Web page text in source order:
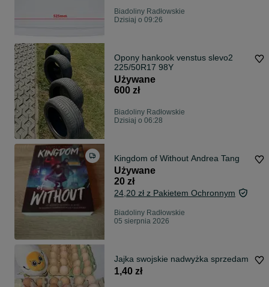
Biadoliny Radłowskie
Dzisiaj o 09:26
Opony hankook venstus slevo2
225/50R17 98Y
Używane
600 zł
Biadoliny Radłowskie
Dzisiaj o 06:28
Kingdom of Without Andrea Tang
Używane
20 zł
24,20 zł z Pakietem Ochronnym
Biadoliny Radłowskie
05 sierpnia 2026
Jajka swojskie nadwyżka sprzedam
1,40 zł